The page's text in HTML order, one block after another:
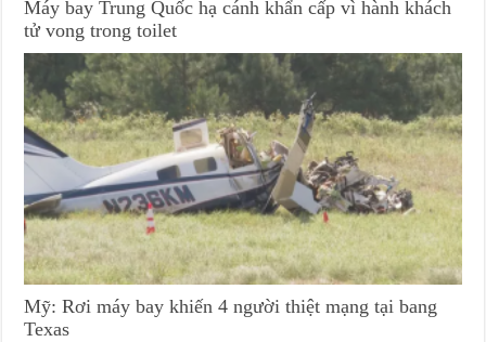
Máy bay Trung Quốc hạ cánh khẩn cấp vì hành khách
tử vong trong toilet
Mỹ: Rơi máy bay khiến 4 người thiệt mạng tại bang
Texas